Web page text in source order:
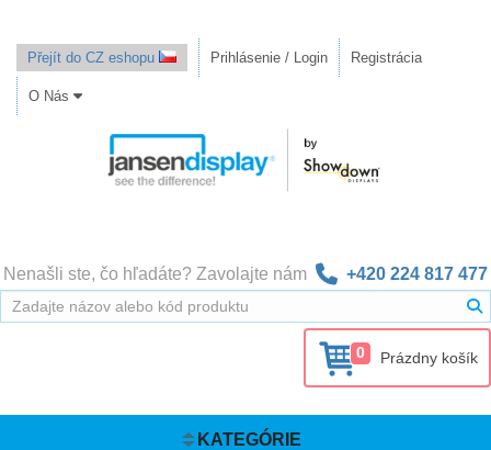
Přejít do CZ eshopu Prihlásenie / Login Registrácia
O Nás
Nenašli ste, čo hľadáte? Zavolajte nám +420 224 817 477
0 Prázdny košík
KATEGÓRIE